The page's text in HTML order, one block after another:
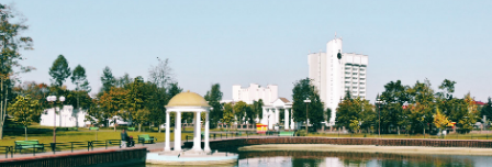
Перейти
к
содержанию